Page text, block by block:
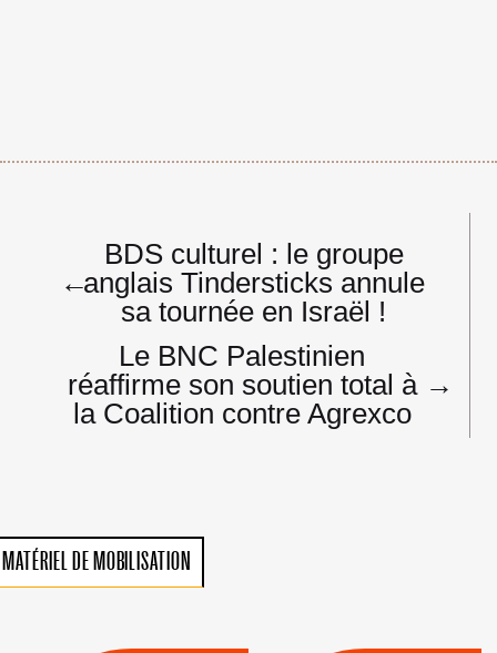
l’article
←
BDS culturel : le groupe
anglais Tindersticks annule
sa tournée en Israël !
Le BNC Palestinien
réaffirme son soutien total à
la Coalition contre Agrexco
→
MATÉRIEL DE MOBILISATION